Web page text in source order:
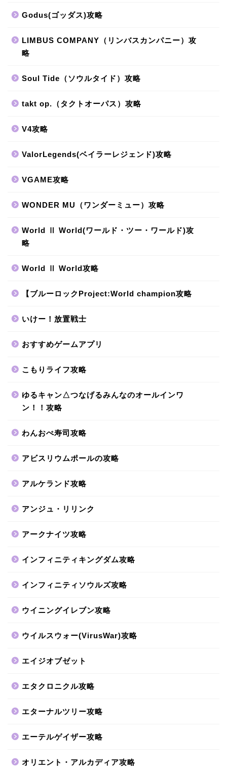
Godus(ゴッダス)攻略
LIMBUS COMPANY（リンバスカンパニー）攻
略
Soul Tide（ソウルタイド）攻略
takt op.（タクトオーパス）攻略
V4攻略
ValorLegends(ベイラーレジェンド)攻略
VGAME攻略
WONDER MU（ワンダーミュー）攻略
World Ⅱ World(ワールド・ツー・ワールド)攻
略
World Ⅱ World攻略
【ブルーロックProject:World champion攻略
いけー！放置戦士
おすすめゲームアプリ
こもりライフ攻略
ゆるキャン△つなげるみんなのオールインワ
ン！！攻略
わんおぺ寿司攻略
アビスリウムポールの攻略
アルケランド攻略
アンジュ・リリンク
アークナイツ攻略
インフィニティキングダム攻略
インフィニティソウルズ攻略
ウイニングイレブン攻略
ウイルスウォー(VirusWar)攻略
エイジオブゼット
エタクロニクル攻略
エターナルツリー攻略
エーテルゲイザー攻略
オリエント・アルカディア攻略